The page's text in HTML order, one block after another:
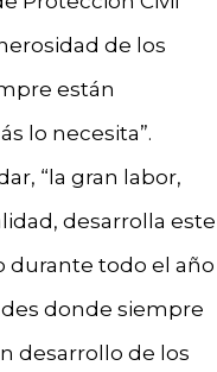
de los
están
lo necesita”.
“la gran labor,
desarrolla este
durante todo el año
donde siempre
desarrollo de los